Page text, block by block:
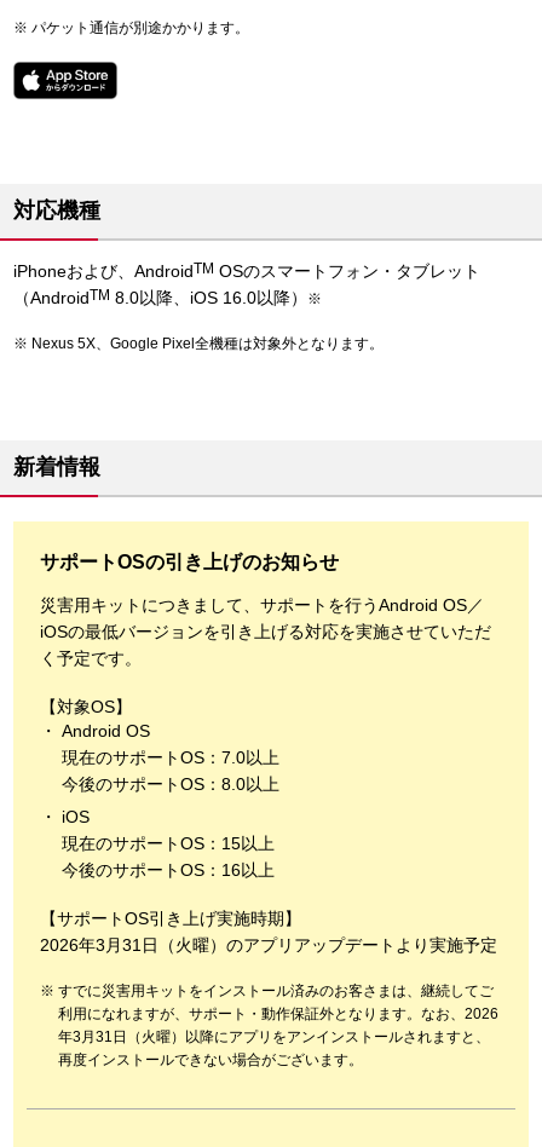
パケット通信が別途かかります。
対応機種
iPhoneおよび、AndroidTM OSのスマートフォン・タブレット
（AndroidTM 8.0以降、iOS 16.0以降） ※
Nexus 5X、Google Pixel全機種は対象外となります。
新着情報
サポートOSの引き上げのお知らせ
災害用キットにつきまして、サポートを行うAndroid OS／
iOSの最低バージョンを引き上げる対応を実施させていただ
く予定です。
【対象OS】
Android OS
現在のサポートOS：7.0以上
今後のサポートOS：8.0以上
iOS
現在のサポートOS：15以上
今後のサポートOS：16以上
【サポートOS引き上げ実施時期】
2026年3月31日（火曜）のアプリアップデートより実施予定
すでに災害用キットをインストール済みのお客さまは、継続してご
利用になれますが、サポート・動作保証外となります。なお、2026
年3月31日（火曜）以降にアプリをアンインストールされますと、
再度インストールできない場合がございます。